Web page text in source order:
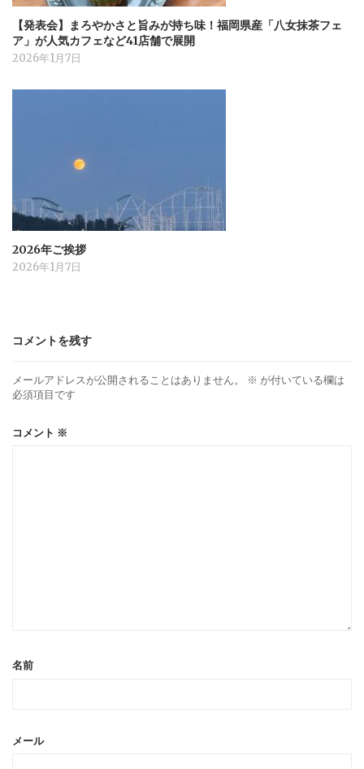
【発表会】まろやかさと旨みが持ち味！福岡県産「八女抹茶フェ
ア」が人気カフェなど41店舗で展開
2026年1月7日
2026年ご挨拶
2026年1月7日
コメントを残す
メールアドレスが公開されることはありません。 ※ が付いている欄は
必須項目です
コメント ※
名前
メール